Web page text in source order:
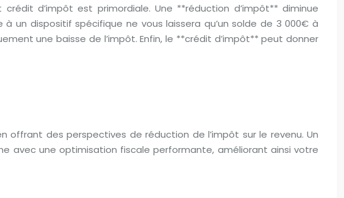
d’impôt est primordiale. Une **réduction d’impôt** diminue
un dispositif spécifique ne vous laissera qu’un solde de 3 000€ à
une baisse de l’impôt. Enfin, le **crédit d’impôt** peut donner
offrant des perspectives de réduction de l’impôt sur le revenu. Un
avec une optimisation fiscale performante, améliorant ainsi votre